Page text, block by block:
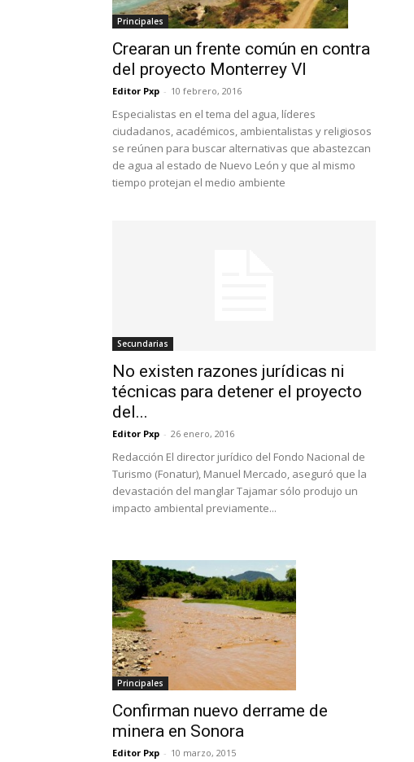
Principales
Crearan un frente común en contra
del proyecto Monterrey VI
Editor Pxp - 10 febrero, 2016
Especialistas en el tema del agua, líderes
ciudadanos, académicos, ambientalistas y religiosos
se reúnen para buscar alternativas que abastezcan
de agua al estado de Nuevo León y que al mismo
tiempo protejan el medio ambiente
Secundarias
No existen razones jurídicas ni
técnicas para detener el proyecto
del...
Editor Pxp - 26 enero, 2016
Redacción El director jurídico del Fondo Nacional de
Turismo (Fonatur), Manuel Mercado, aseguró que la
devastación del manglar Tajamar sólo produjo un
impacto ambiental previamente...
Principales
Confirman nuevo derrame de
minera en Sonora
Editor Pxp - 10 marzo, 2015